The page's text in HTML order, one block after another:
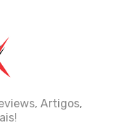
Artigos,